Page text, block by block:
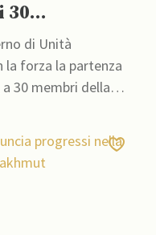
30
di Unità
la forza la partenza
30 membri della